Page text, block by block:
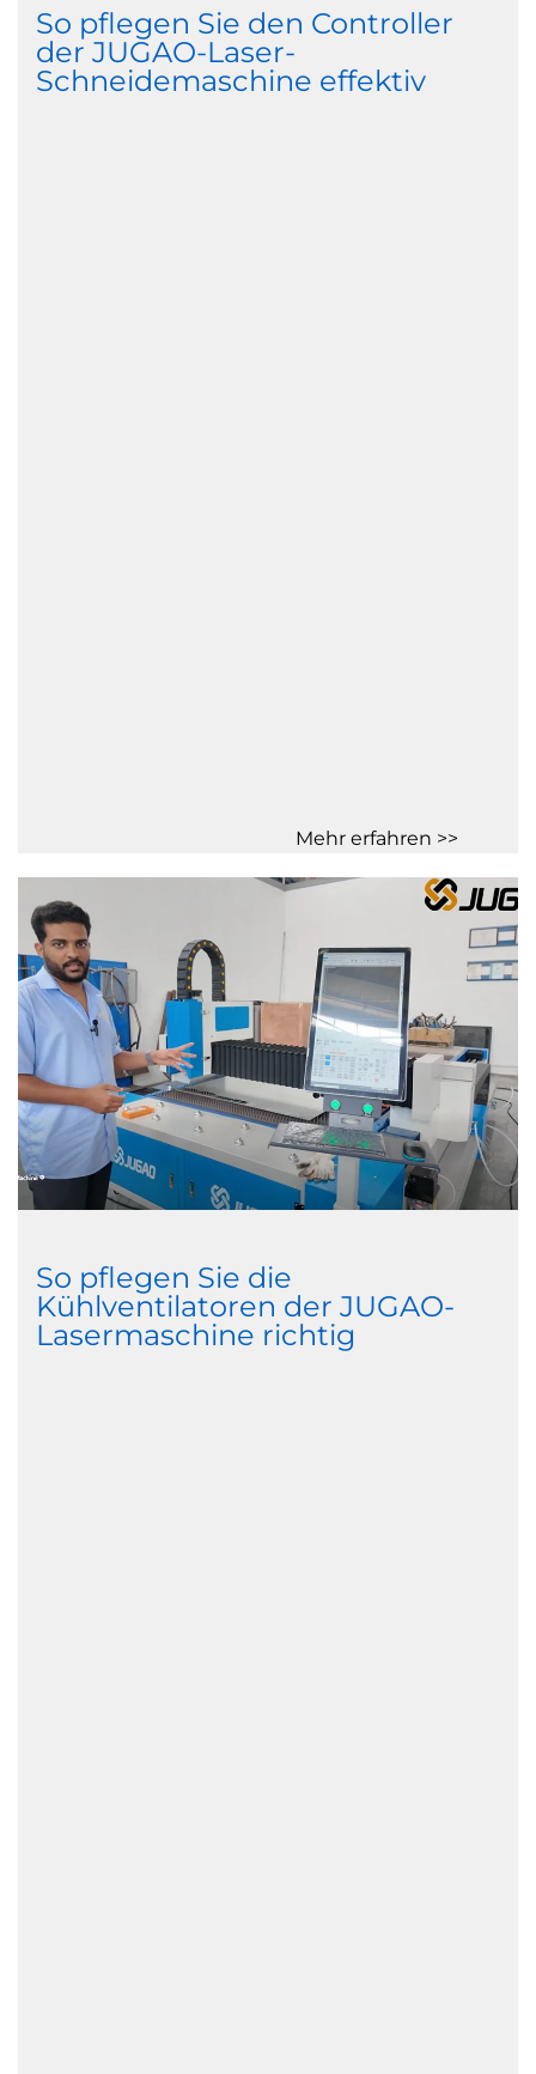
So pflegen Sie den Controller
der JUGAO-Laser-
Schneidemaschine effektiv
Mehr erfahren >>
So pflegen Sie die
Kühlventilatoren der JUGAO-
Lasermaschine richtig